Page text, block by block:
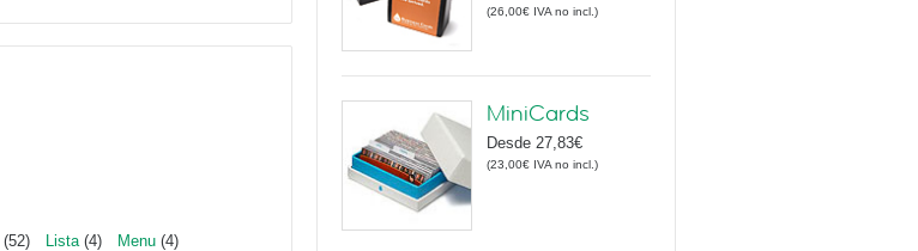
(52) Lista(4) Menu (4)
(26,00€ IVA no incl. )
MiniCards
Desde 27,83€
(23,00€ IVA no incl. )